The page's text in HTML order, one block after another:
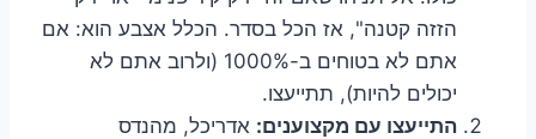
הזזה קטנה", אז הכל בסדר. הכלל אצבע הוא: אם
אתם לא בטוחים ב-1000% (ולרוב אתם לא
יכולים להיות), תתייעצו.
התייעצו עם מקצוענים: אדריכל, מהנדס